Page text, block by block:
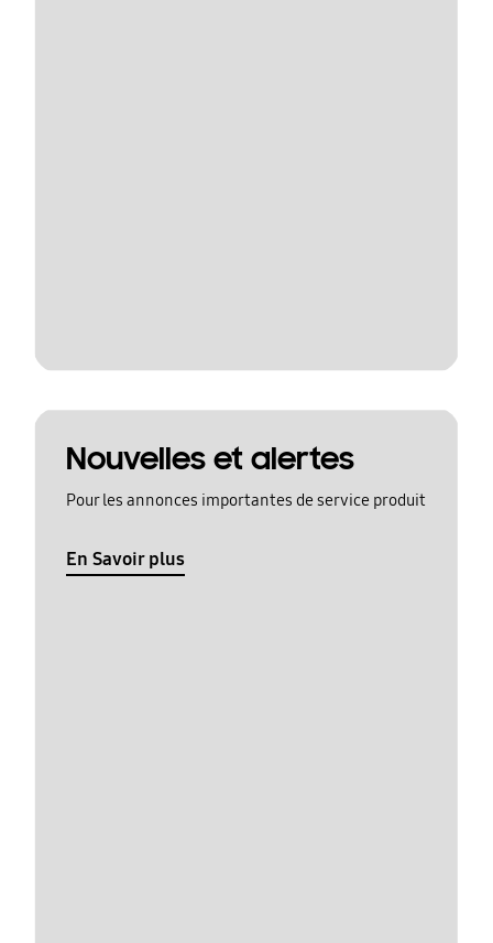
Nouvelles et alertes
Pour les annonces importantes de service produit
En Savoir plus